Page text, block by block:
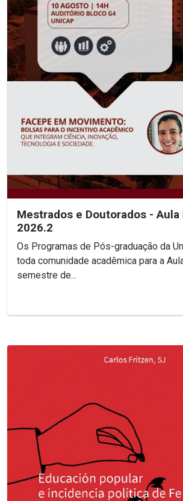
Mestrados e Doutorados - Aula
2026.2
Os Programas de Pós-graduação da
toda comunidade acadêmica para a
semestre de...